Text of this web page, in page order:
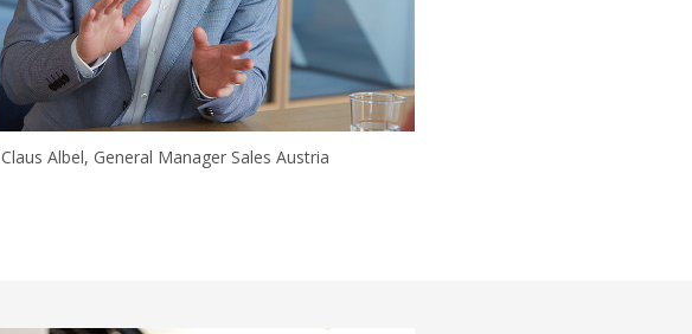
Claus Albel, General Manager Sales Austria